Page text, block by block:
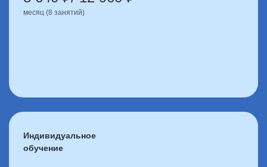
месяц (8 занятий)
Индивидуальное
обучение